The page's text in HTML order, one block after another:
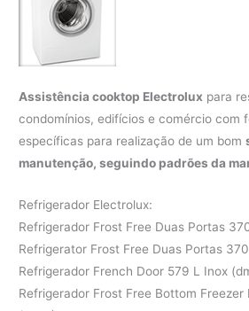
Assistência cooktop Electrolux para
condomínios, edifícios e comércio com
específicas para realização de um bom
manutenção, seguindo padrões da
Refrigerador Electrolux:
Refrigerador Frost Free Duas Portas
Refrigerator Frost Free Duas Portas
Refrigerador French Door 579 L Inox
Refrigerador Frost Free Bottom Freezer